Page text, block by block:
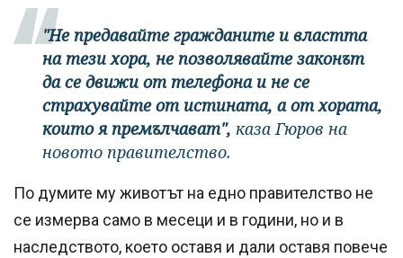
"Не предавайте гражданите и властта
на тези хора, не позволявайте законът
да се движи от телефона и не се
страхувайте от истината, а от хората,
които я премълчават", каза Гюров на
новото правителство.
По думите му животът на едно правителство не
се измерва само в месеци и в години, но и в
наследството, което оставя и дали оставя повече